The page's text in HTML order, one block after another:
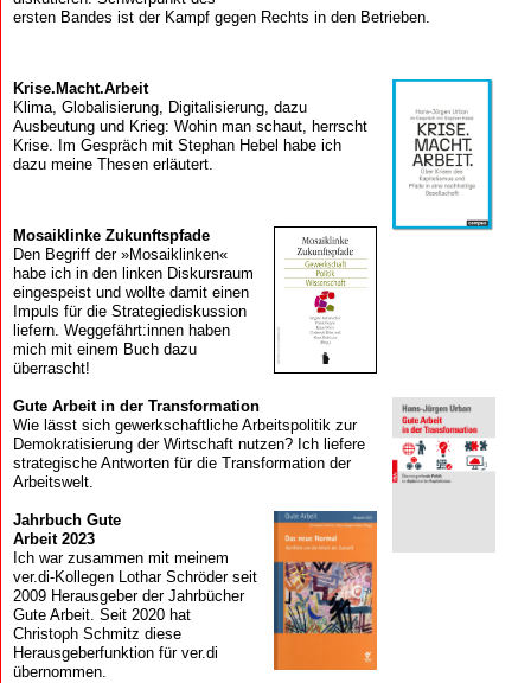
ersten Bandes ist der Kampf gegen Rechts in den Betrieben.
Krise.Macht.Arbeit
Klima, Globalisierung, Digitalisierung, dazu
Ausbeutung und Krieg: Wohin man schaut, herrscht
Krise. Im Gespräch mit Stephan Hebel habe ich
dazu meine Thesen erläutert.
Mosaik­linke Zukunfts­pfade
Den Begriff der »Mosaiklinken«
habe ich in den linken Diskursraum
eingespeist und wollte damit einen
Impuls für die Strategiediskussion
liefern. Weggefährt:innen haben
mich mit einem Buch dazu
überrascht!
Gute Arbeit in der Transformation
Wie lässt sich gewerkschaftliche Arbeitspolitik zur
Demokratisierung der Wirtschaft nutzen? Ich liefere
strategische Antworten für die Transformation der
Arbeitswelt.
Jahrbuch Gute
Arbeit 2023
Ich war zusammen mit meinem
ver.di-Kollegen Lothar Schröder seit
2009 Herausgeber der Jahrbücher
Gute Arbeit. Seit 2020 hat
Christoph Schmitz diese
Herausgeberfunktion für ver.di
übernommen.